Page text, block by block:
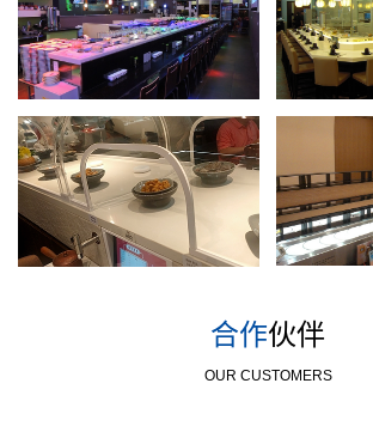
合作伙伴
OUR CUSTOMERS